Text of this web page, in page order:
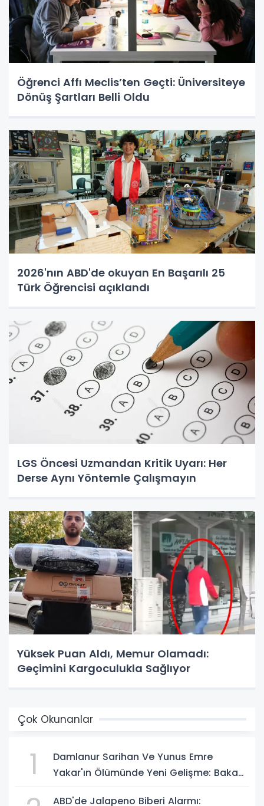
Öğrenci Affı Meclis’ten Geçti: Üniversiteye
Dönüş Şartları Belli Oldu
2026'nın ABD'de okuyan En Başarılı 25
Türk Öğrencisi açıklandı
LGS Öncesi Uzmandan Kritik Uyarı: Her
Derse Aynı Yöntemle Çalışmayın
Yüksek Puan Aldı, Memur Olamadı:
Geçimini Kargoculukla Sağlıyor
Çok Okunanlar
1
Damlanur Sarihan Ve Yunus Emre
Yakar'ın Ölümünde Yeni Gelişme: Bakan
ABD'de Jalapeno Biberi Alarmı: